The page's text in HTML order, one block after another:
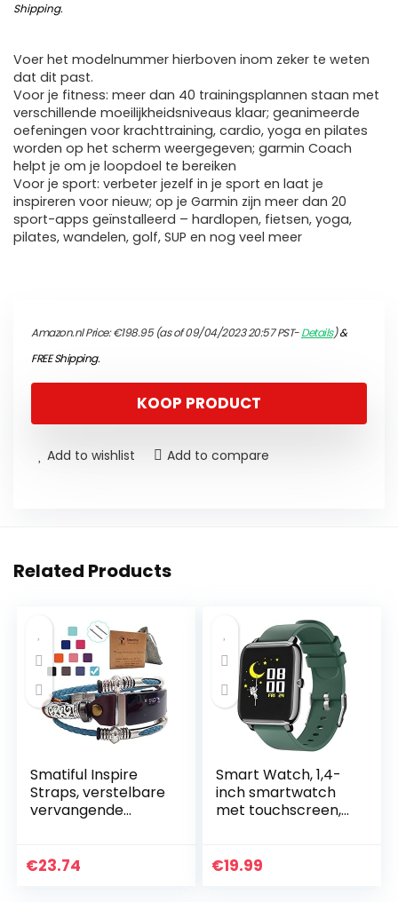
Shipping.
Voer het modelnummer hierboven inom zeker te weten
dat dit past.
Voor je fitness: meer dan 40 trainingsplannen staan met
verschillende moeilijkheidsniveaus klaar; geanimeerde
oefeningen voor krachttraining, cardio, yoga en pilates
worden op het scherm weergegeven; garmin Coach
helpt je om je loopdoel te bereiken
Voor je sport: verbeter jezelf in je sport en laat je
inspireren voor nieuw; op je Garmin zijn meer dan 20
sport-apps geïnstalleerd – hardlopen, fietsen, yoga,
pilates, wandelen, golf, SUP en nog veel meer
Amazon.nl Price:€198.95(as of 09/04/2023 20:57 PST-Details)&
FREE Shipping.
KOOP PRODUCT
Add to wishlist Add to compare
Related Products
Smatiful Inspire
Straps, verstelbare
vervangende
€23.74
Smart Watch, 1,4-
inch smartwatch
met touchscreen,
slaapmonitor,
€19.99